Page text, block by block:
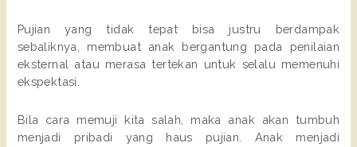
Pujian yang tidak tepat bisa justru berdampak
sebaliknya, membuat anak bergantung pada penilaian
eksternal atau merasa tertekan untuk selalu memenuhi
ekspektasi.
Bila cara memuji kita salah, maka anak akan tumbuh
menjadi pribadi yang haus pujian. Anak menjadi